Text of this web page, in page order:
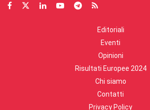
Editoriali
Eventi
Opinioni
Risultati Europee 2024
Chi siamo
Contatti
Privacy Policy